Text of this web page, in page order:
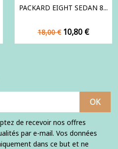
PACKARD EIGHT SEDAN 8...
Prix
de
18,00 € Prix
10,80 €
de recevoir nos offres
par e-mail. Vos données
dans ce but et ne